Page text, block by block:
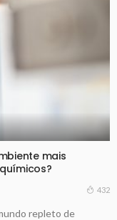
mais
432
repleto de